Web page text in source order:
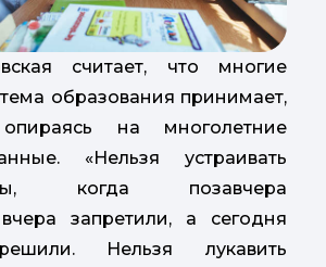
считает, что многие
образования принимает,
на многолетние
«Нельзя устраивать
когда позавчера
запретили, а сегодня
Нельзя лукавить